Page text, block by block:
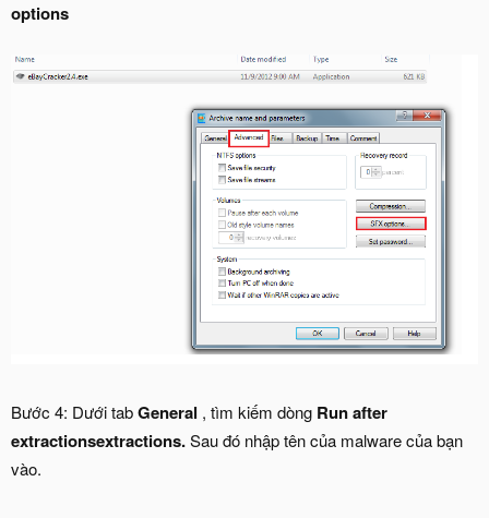
options
Bước 4: Dưới tabGeneral , tìm kiếm dòng Run after
extractionsextractions.Sau đó nhập tên của malware của bạn
vào.